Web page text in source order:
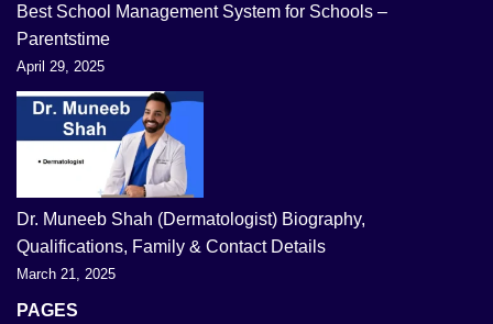
Best School Management System for Schools –
Parentstime
April 29, 2025
Dr. Muneeb Shah (Dermatologist) Biography,
Qualifications, Family & Contact Details
March 21, 2025
PAGES